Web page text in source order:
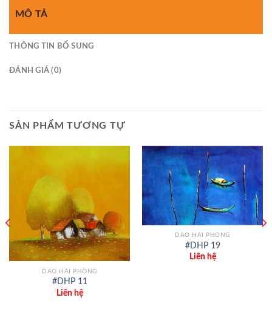
MÔ TẢ
THÔNG TIN BỔ SUNG
ĐÁNH GIÁ (0)
SẢN PHẨM TƯƠNG TỰ
DAO HAI PHONG
#DHP 11
Liên hệ
DAO HAI PHONG
#DHP 19
Liên hệ